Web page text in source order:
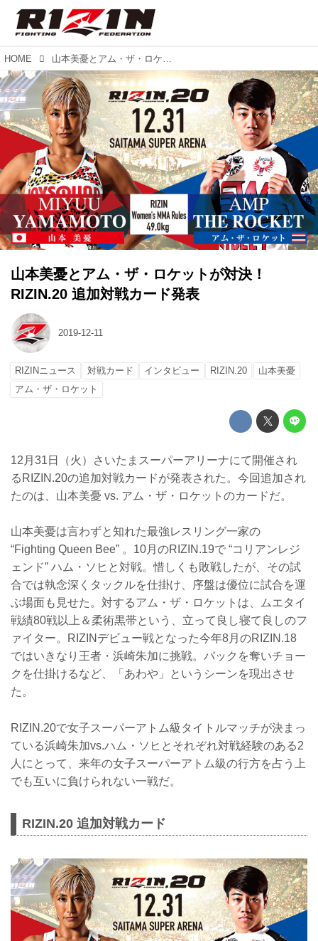
HOME 山本美憂とアム・ザ・ロケットが対決！RIZIN.20 追加対戦カード発表
山本美憂とアム・ザ・ロケットが対決！
RIZIN.20 追加対戦カード発表
2019-12-11
RIZINニュース 対戦カード インタビュー RIZIN.20
山本美憂
アム・ザ・ロケット
12月31日（火）さいたまスーパーアリーナにて開催され
るRIZIN.20の追加対戦カードが発表された。今回追加され
たのは、山本美憂 vs. アム・ザ・ロケットのカードだ。
山本美憂は言わずと知れた最強レスリング一家の
“Fighting Queen Bee” 。10月のRIZIN.19で “コリアンレジ
ェンド” ハム・ソヒと対戦。惜しくも敗戦したが、その試
合では執念深くタックルを仕掛け、序盤は優位に試合を運
ぶ場面も見せた。対するアム・ザ・ロケットは、ムエタイ
戦績80戦以上＆柔術黒帯という、立って良し寝て良しのフ
ァイター。RIZINデビュー戦となった今年8月のRIZIN.18
ではいきなり王者・浜崎朱加に挑戦。バックを奪いチョー
クを仕掛けるなど、「あわや」というシーンを現出させ
た。
RIZIN.20で女子スーパーアトム級タイトルマッチが決まっ
ている浜崎朱加vs.ハム・ソヒとそれぞれ対戦経験のある2
人にとって、来年の女子スーパーアトム級の行方を占う上
でも互いに負けられない一戦だ。
RIZIN.20 追加対戦カード